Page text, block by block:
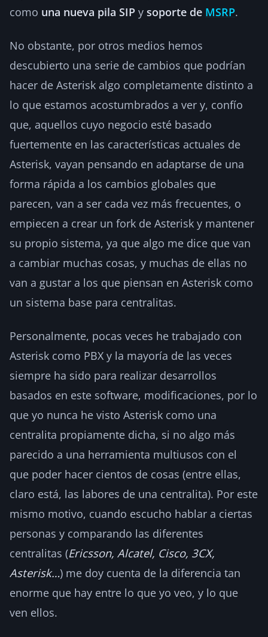
como una nueva pila SIP y soporte de MSRP.
No obstante, por otros medios hemos
descubierto una serie de cambios que podrían
hacer de Asterisk algo completamente distinto a
lo que estamos acostumbrados a ver y, confío
que, aquellos cuyo negocio esté basado
fuertemente en las características actuales de
Asterisk, vayan pensando en adaptarse de una
forma rápida a los cambios globales que
parecen, van a ser cada vez más frecuentes, o
empiecen a crear un fork de Asterisk y mantener
su propio sistema, ya que algo me dice que van
a cambiar muchas cosas, y muchas de ellas no
van a gustar a los que piensan en Asterisk como
un sistema base para centralitas.
Personalmente, pocas veces he trabajado con
Asterisk como PBX y la mayoría de las veces
siempre ha sido para realizar desarrollos
basados en este software, modificaciones, por lo
que yo nunca he visto Asterisk como una
centralita propiamente dicha, si no algo más
parecido a una herramienta multiusos con el
que poder hacer cientos de cosas (entre ellas,
claro está, las labores de una centralita). Por este
mismo motivo, cuando escucho hablar a ciertas
personas y comparando las diferentes
centralitas (Ericsson, Alcatel, Cisco, 3CX,
Asterisk…) me doy cuenta de la diferencia tan
enorme que hay entre lo que yo veo, y lo que
ven ellos.